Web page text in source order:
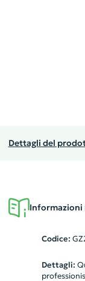
Dettagli del
Informazioni
Codice:
Dettagli: